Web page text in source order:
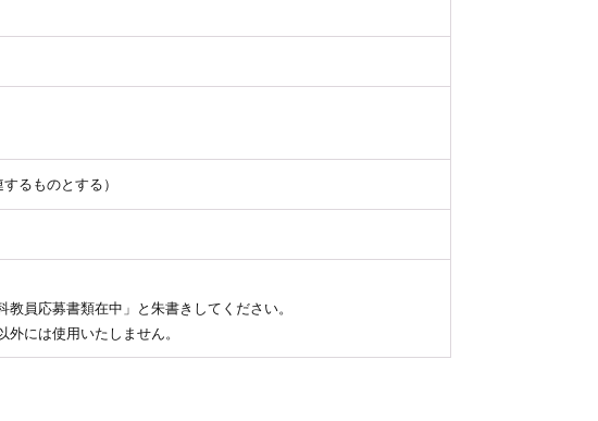
るものとする）
員応募書類在中」と朱書きしてください。
には使用いたしません。